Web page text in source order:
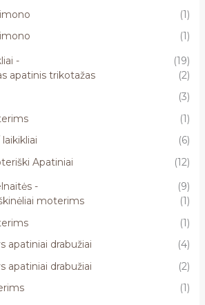
(1)
(1)
-
(19)
apatinis trikotažas
(2)
(3)
(1)
(6)
Apatiniai
(12)
-
(9)
moterims
(1)
(1)
apatiniai drabužiai
(4)
apatiniai drabužiai
(2)
(1)